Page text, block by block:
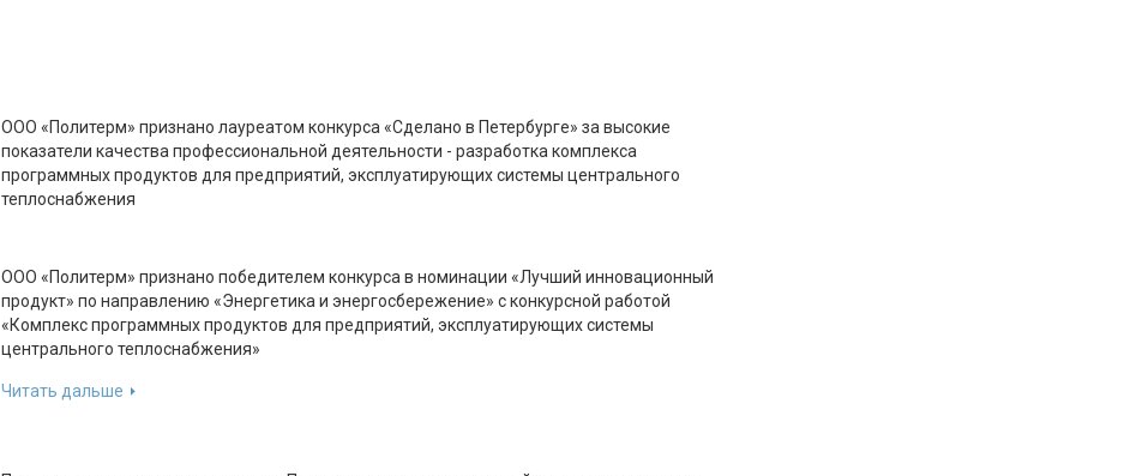
ООО «Политерм» признано лауреатом конкурса «Сделано в Петербурге» за высокие
показатели качества профессиональной деятельности - разработка комплекса
программных продуктов для предприятий, эксплуатирующих системы центрального
теплоснабжения
ООО «Политерм» признано победителем конкурса в номинации «Лучший инновационный
продукт» по направлению «Энергетика и энергосбережение» с конкурсной работой
«Комплекс программных продуктов для предприятий, эксплуатирующих системы
центрального теплоснабжения»
Читать дальше